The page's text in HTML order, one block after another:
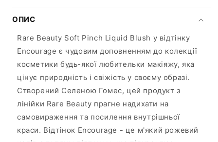
ОПИС
Rare Beauty Soft Pinch Liquid Blush у відтінку
Encourage є чудовим доповненням до колекції
косметики будь-якої любительки макіяжу, яка
цінує природність і свіжість у своєму образі.
Створений Селеною Гомес, цей продукт з
лінійки Rare Beauty прагне надихати на
самовираження та посилення внутрішньої
краси. Відтінок Encourage - це м'який рожевий